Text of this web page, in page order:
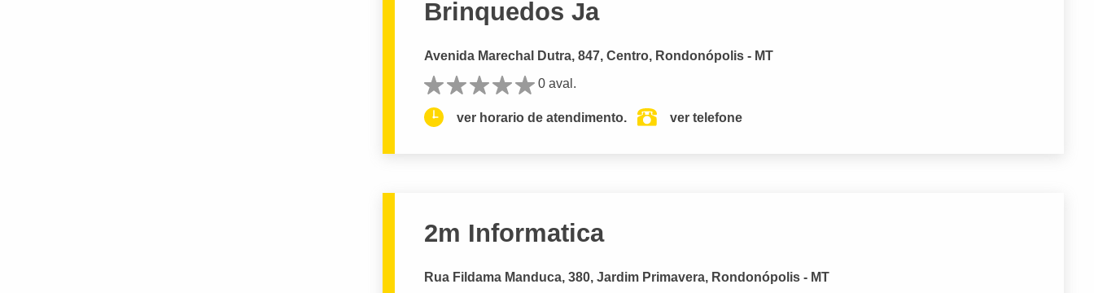
Brinquedos Ja
Avenida Marechal Dutra, 847, Centro, Rondonópolis - MT
0 aval.
ver horario de atendimento. ver telefone
2m Informatica
Rua Fildama Manduca, 380, Jardim Primavera, Rondonópolis - MT